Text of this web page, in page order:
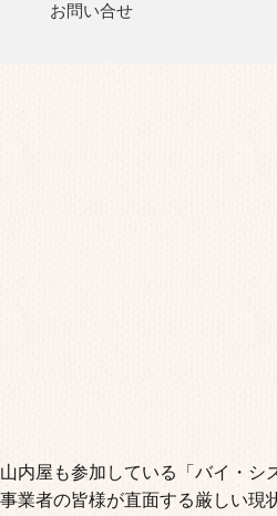
お問い合せ
山内屋も参加している「バイ・シ
事業者の皆様が直面する厳しい現